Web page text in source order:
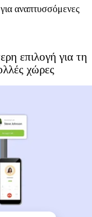
αναπτυσσόμενες
επιλογή για τη
χώρες